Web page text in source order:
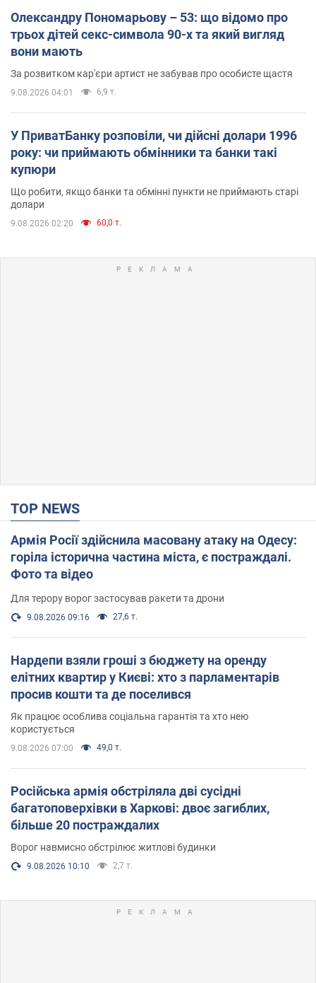
Олександру Пономарьову – 53: що відомо про
трьох дітей секс-символа 90-х та який вигляд
вони мають
За розвитком кар'єри артист не забував про особисте щастя
9.08.2026 04:01 6,9 т.
У ПриватБанку розповіли, чи дійсні долари 1996
року: чи приймають обмінники та банки такі
купюри
Що робити, якщо банки та обмінні пункти не приймають старі
долари
9.08.2026 02:20 60,0 т.
TOP NEWS
Армія Росії здійснила масовану атаку на Одесу:
горіла історична частина міста, є постраждалі.
Фото та відео
Для терору ворог застосував ракети та дрони
9.08.2026 09:16 27,6 т.
Нардепи взяли гроші з бюджету на оренду
елітних квартир у Києві: хто з парламентарів
просив кошти та де поселився
Як працює особлива соціальна гарантія та хто нею
користується
9.08.2026 07:00 49,0 т.
Російська армія обстріляла дві сусідні
багатоповерхівки в Харкові: двоє загиблих,
більше 20 постраждалих
Ворог навмисно обстрілює житлові будинки
9.08.2026 10:10 2,7 т.